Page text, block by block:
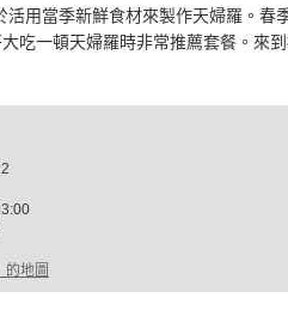
活用當季新鮮食材來製作天婦羅。春
吃一頓天婦羅時非常推薦套餐。來
的地圖